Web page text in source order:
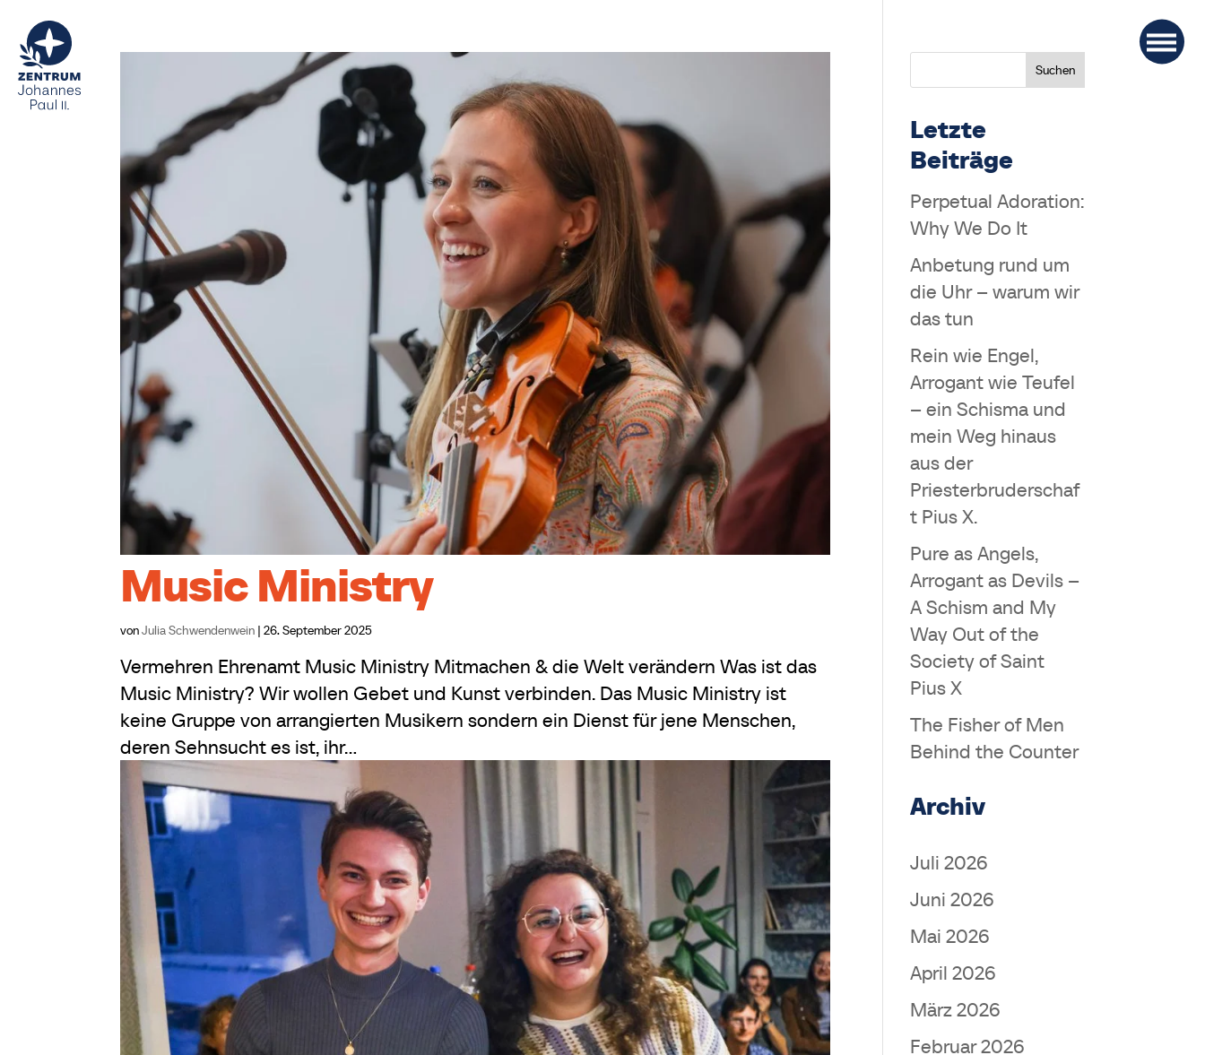
Music Ministry
vonJulia Schwendenwein |26. September 2025
Vermehren Ehrenamt Music Ministry Mitmachen & die Welt verändern Was ist das
Music Ministry? Wir wollen Gebet und Kunst verbinden. Das Music Ministry ist
keine Gruppe von arrangierten Musikern sondern ein Dienst für jene Menschen,
deren Sehnsucht es ist, ihr...
Suchen
Letzte
Beiträge
Perpetual Adoration:
Why We Do It
Anbetung rund um
die Uhr – warum wir
das tun
Rein wie Engel,
Arrogant wie Teufel
– ein Schisma und
mein Weg hinaus
aus der
Priesterbruderschaf
t Pius X.
Pure as Angels,
Arrogant as Devils –
A Schism and My
Way Out of the
Society of Saint
Pius X
The Fisher of Men
Behind the Counter
Archiv
Juli 2026
Juni 2026
Mai 2026
April 2026
März 2026
Februar 2026